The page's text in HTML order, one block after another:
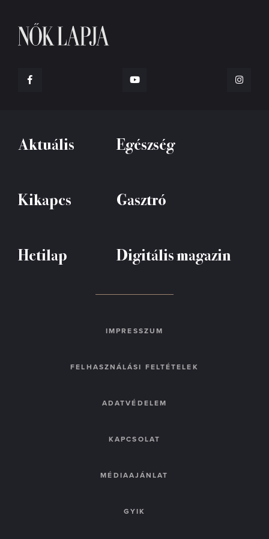
Aktuális Egészség
Kikapcs Gasztró
Hetilap Digitális magazin
IMPRESSZUM
FELHASZNÁLÁSI FELTÉTELEK
ADATVÉDELEM
KAPCSOLAT
MÉDIAAJÁNLAT
GYIK